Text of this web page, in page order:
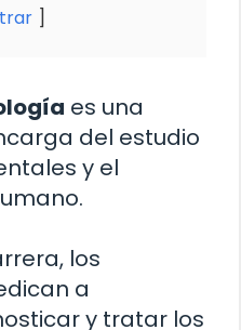
es una
del estudio
y el
los
a
y tratar los